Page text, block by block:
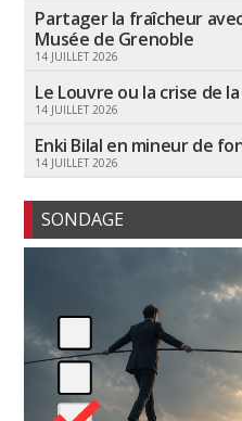
Partager la fraîcheur
Musée de Grenoble
14 JUILLET 2026
Le Louvre ou la crise de
14 JUILLET 2026
Enki Bilal en mineur de
14 JUILLET 2026
SONDAGE